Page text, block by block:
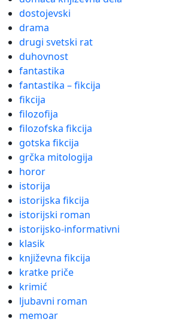
dostojevski
drama
drugi svetski rat
duhovnost
fantastika
fantastika – fikcija
fikcija
filozofija
filozofska fikcija
gotska fikcija
grčka mitologija
horor
istorija
istorijska fikcija
istorijski roman
istorijsko-informativni
klasik
književna fikcija
kratke priče
krimić
ljubavni roman
memoar